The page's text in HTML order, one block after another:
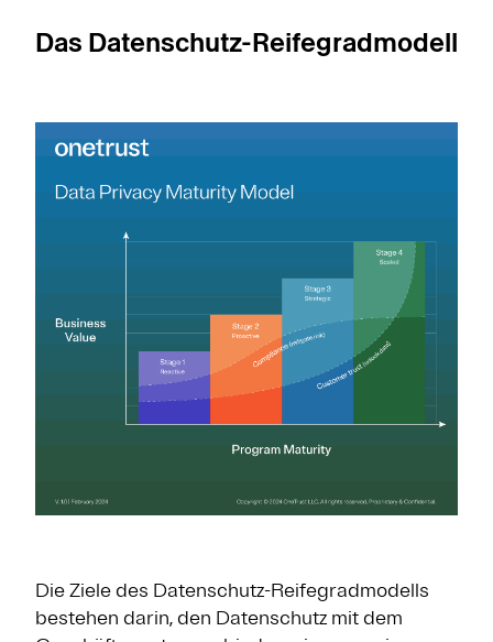
Das Datenschutz-Reifegradmodell
Die Ziele des Datenschutz-Reifegradmodells
bestehen darin, den Datenschutz mit dem